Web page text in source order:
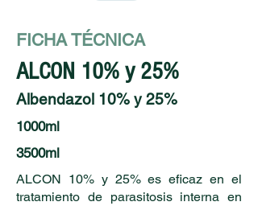
FICHA TÉCNICA
ALCON 10% y 25%
Albendazol 10% y 25%
1000ml
3500ml
ALCON 10% y 25% es eficaz en el
tratamiento de parasitosis interna en